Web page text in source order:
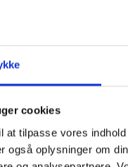
cookies
at tilpasse vores
også oplysninger om